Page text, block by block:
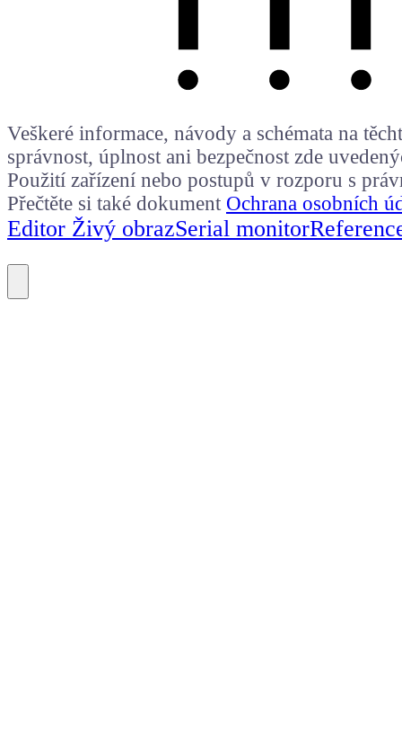
Veškeré informace, návody a schémata na
správnost, úplnost ani bezpečnost zde
Použití zařízení nebo postupů v rozporu s
Přečtěte si také dokument Ochrana osobních
Editor Živý obrazSerial monitor